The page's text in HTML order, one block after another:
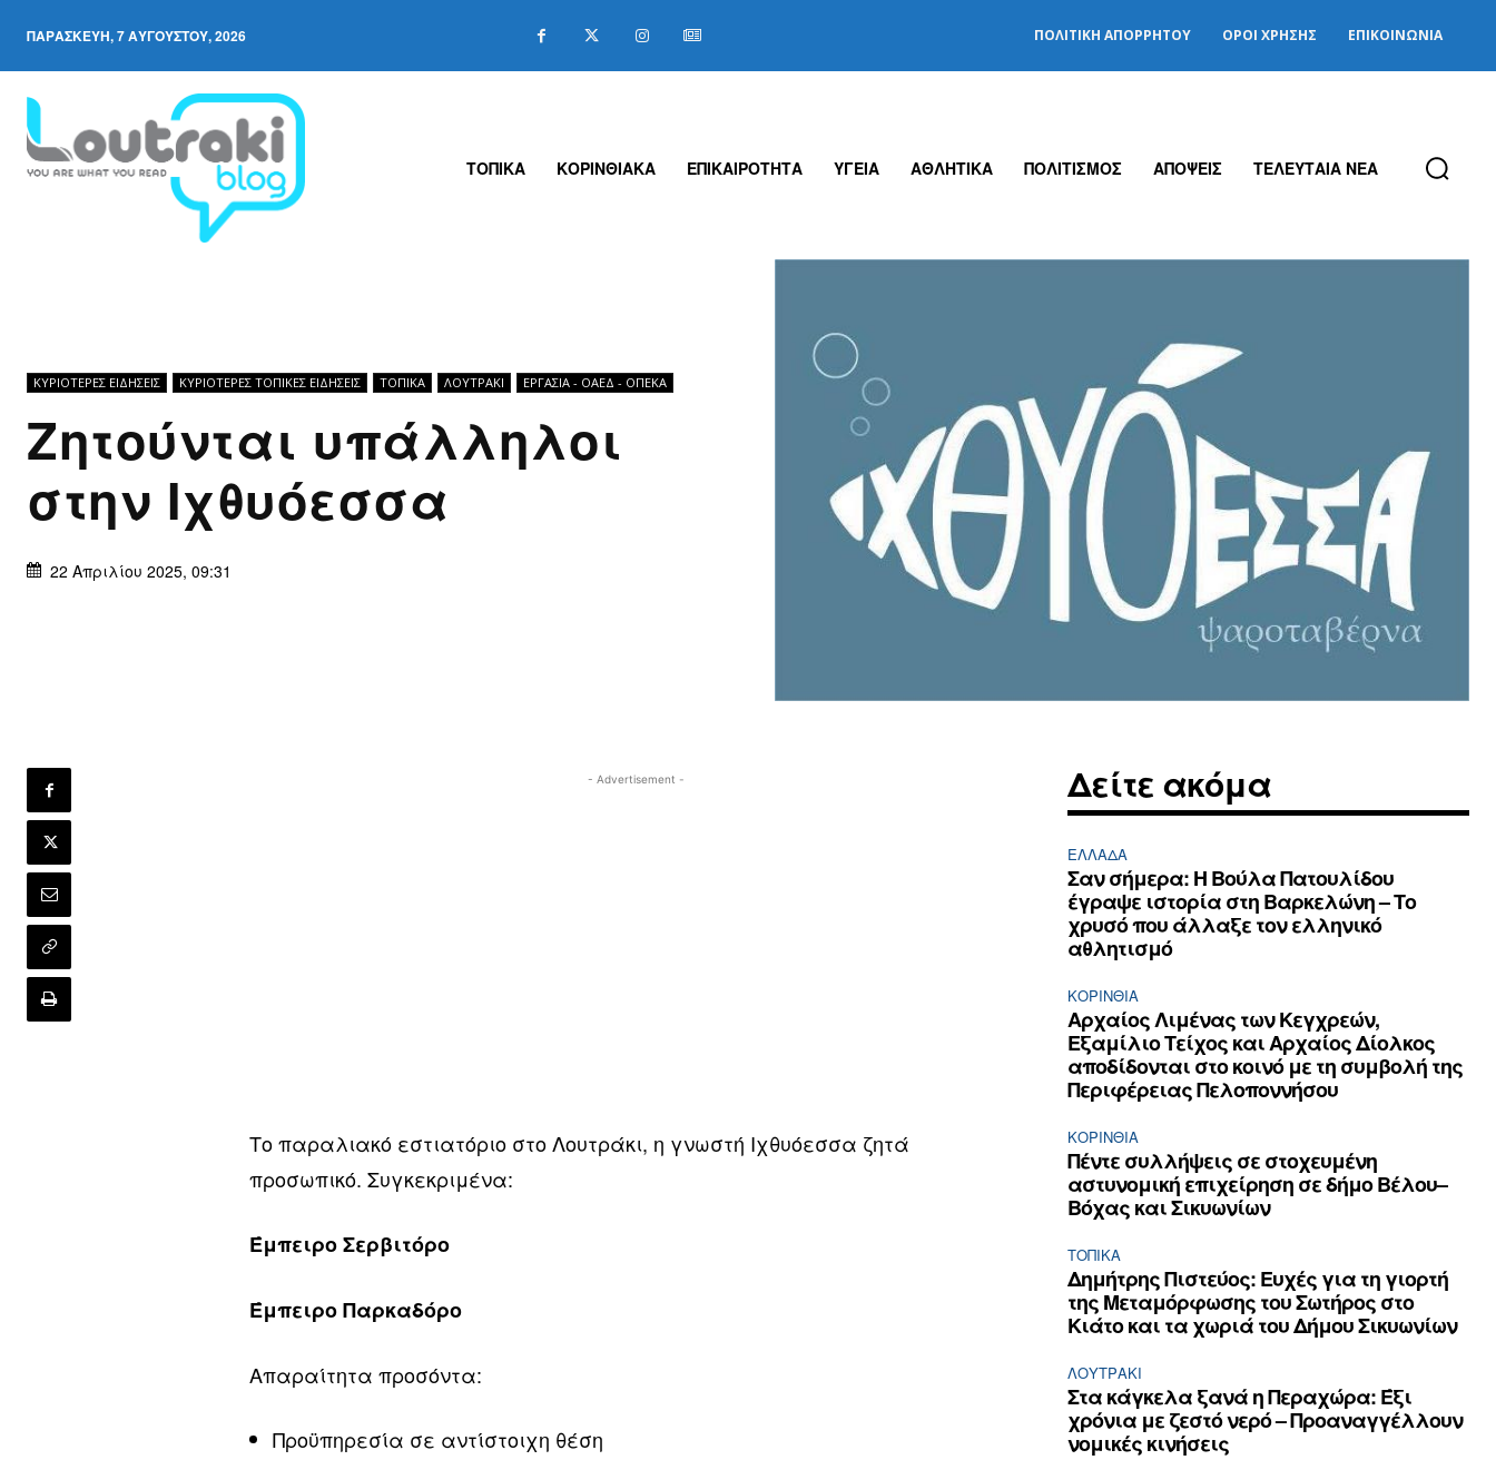
ΠΑΡΑΣΚΕΥΉ, 7 ΑΥΓΟΎΣΤΟΥ, 2026 ΠΟΛΙΤΙΚΉ ΑΠΟΡΡΉΤΟΥ ΌΡΟΙ ΧΡΉΣΗΣ ΕΠΙΚΟΙΝΩΝΊΑ
ΤΟΠΙΚΑ ΚΟΡΙΝΘΙΑΚΑ ΕΠΙΚΑΙΡΟΤΗΤΑ ΥΓΕΙΑ ΑΘΛΗΤΙΚΑ ΠΟΛΙΤΙΣΜΟΣ ΑΠΟΨΕΙΣ ΤΕΛΕΥΤΑΙΑ ΝΕΑ
ΚΥΡΙΌΤΕΡΕΣ ΕΙΔΉΣΕΙΣ ΚΥΡΙΌΤΕΡΕΣ ΤΟΠΙΚΈΣ ΕΙΔΉΣΕΙΣ ΤΟΠΙΚΑ ΛΟΥΤΡΆΚΙ ΕΡΓΑΣΊΑ - ΟΑΕΔ - ΟΠΕΚΑ
Ζητούνται υπάλληλοι
στην Ιχθυόεσσα
22 Απριλίου 2025, 09:31
- Advertisement -
Το παραλιακό εστιατόριο στο Λουτράκι, η γνωστή Ιχθυόεσσα ζητά
προσωπικό. Συγκεκριμένα:
Έμπειρο Σερβιτόρο
Έμπειρο Παρκαδόρο
Απαραίτητα προσόντα:
Προϋπηρεσία σε αντίστοιχη θέση
Δείτε ακόμα
ΕΛΛΆΔΑ
Σαν σήμερα: Η Βούλα Πατουλίδου
έγραψε ιστορία στη Βαρκελώνη – Το
χρυσό που άλλαξε τον ελληνικό
αθλητισμό
ΚΟΡΙΝΘΊΑ
Αρχαίος Λιμένας των Κεγχρεών,
Εξαμίλιο Τείχος και Aρχαίος Δίολκος
αποδίδονται στο κοινό με τη συμβολή της
Περιφέρειας Πελοποννήσου
ΚΟΡΙΝΘΊΑ
Πέντε συλλήψεις σε στοχευμένη
αστυνομική επιχείρηση σε δήμο Βέλου–
Βόχας και Σικυωνίων
ΤΟΠΙΚΑ
Δημήτρης Πιστεύος: Ευχές για τη γιορτή
της Μεταμόρφωσης του Σωτήρος στο
Κιάτο και τα χωριά του Δήμου Σικυωνίων
ΛΟΥΤΡΆΚΙ
Στα κάγκελα ξανά η Περαχώρα: Έξι
χρόνια με ζεστό νερό – Προαναγγέλλουν
νομικές κινήσεις